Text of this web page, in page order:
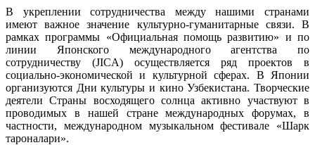
В укреплении сотрудничества между нашими странами
имеют важное значение культурно-гуманитарные связи. В
рамках программы «Официальная помощь развитию» и по
линии Японского международного агентства по
сотрудничеству (JICA) осуществляется ряд проектов в
социально-экономической и культурной сферах. В Японии
организуются Дни культуры и кино Узбекистана. Творческие
деятели Страны восходящего солнца активно участвуют в
проводимых в нашей стране международных форумах, в
частности, международном музыкальном фестивале «Шарк
тароналари».